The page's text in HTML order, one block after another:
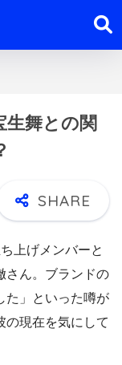
生舞との関
上げメンバーと
さん。ブランドの
た」といった噂が
の現在を気にして